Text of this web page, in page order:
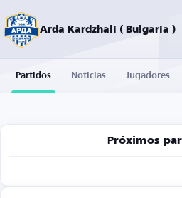
Arda Kardzhali ( Bulgaria )
Partidos Noticias Jugadores
Próximos